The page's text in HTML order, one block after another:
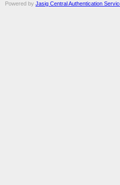
Powered by Jasig Central Authentication